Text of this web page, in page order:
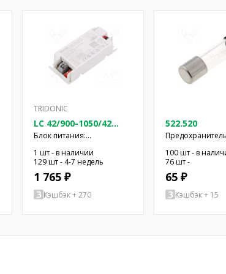
TRIDONIC
LC 42/900-1050/42
FLEXC SC SNC4
Блок питания:
импульсный; LED; 42Вт;
24÷42ВDC; 900÷1050мА;
IP20
1 шт - в наличии
129 шт - 4-7 недель
1 765 ₽
Кэшбэк + 270
522.520
вставка;
250ВAC; 5x20мм
100 шт - в
76 шт -
65 ₽
Кэшбэк + 15